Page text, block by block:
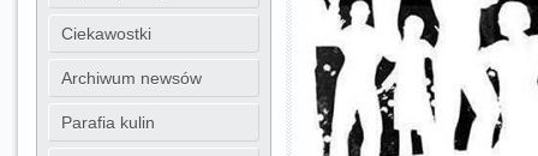
Ciekawostki
Archiwum newsów
Parafia kulin